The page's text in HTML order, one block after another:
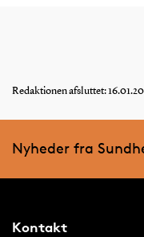
Redaktionen afsluttet:
Nyheder fra
Kontakt